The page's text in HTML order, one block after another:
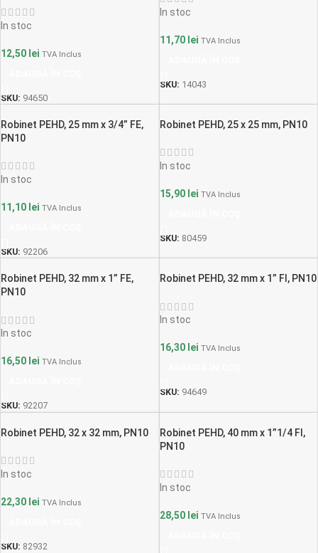
In stoc
12,50 lei TVA Inclus
SKU: 94650
In stoc
11,70 lei TVA Inclus
SKU: 14043
Robinet PEHD, 25 mm x 3/4” FE,
PN10
In stoc
11,10 lei TVA Inclus
SKU: 92206
Robinet PEHD, 25 x 25 mm, PN10
In stoc
15,90 lei TVA Inclus
SKU: 80459
Robinet PEHD, 32 mm x 1” FE,
PN10
In stoc
16,50 lei TVA Inclus
SKU: 92207
Robinet PEHD, 32 mm x 1” FI, PN10
In stoc
16,30 lei TVA Inclus
SKU: 94649
Robinet PEHD, 32 x 32 mm, PN10
In stoc
22,30 lei TVA Inclus
SKU: 82932
Robinet PEHD, 40 mm x 1”1/4 FI,
PN10
In stoc
28,50 lei TVA Inclus